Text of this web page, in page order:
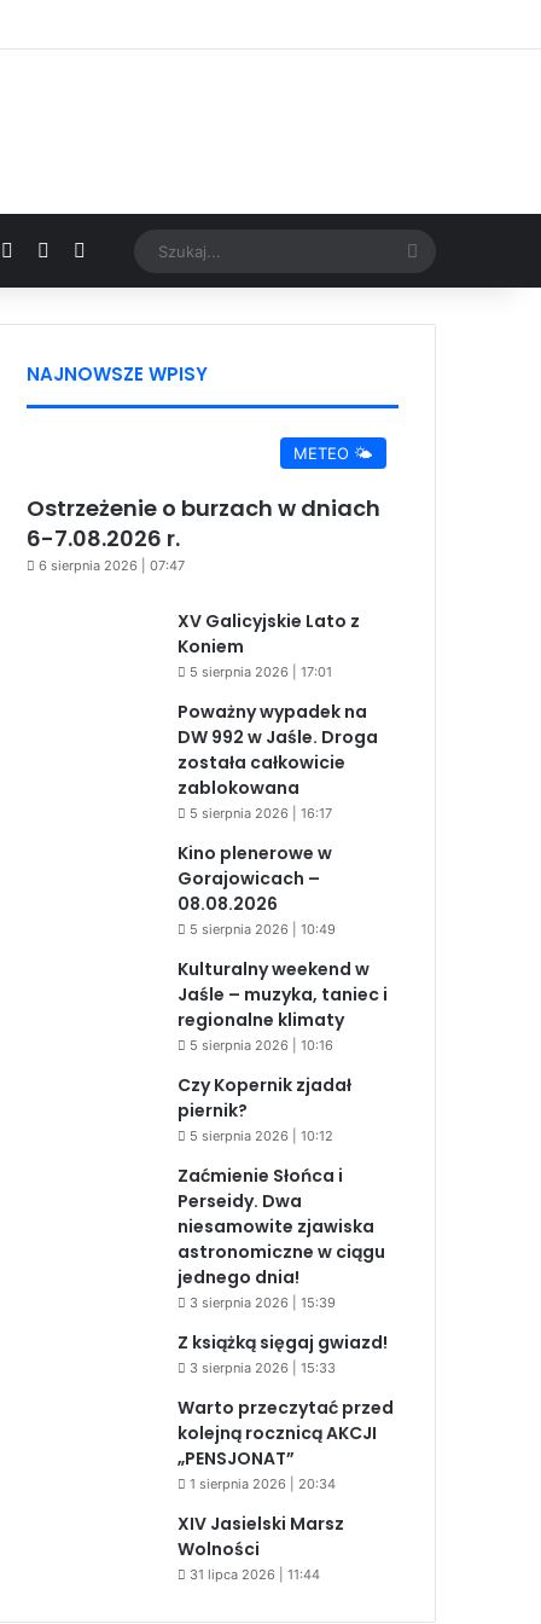
Facebook YouTubeGoogle News Szukaj...
NAJNOWSZE WPISY
METEO 🌤️
Ostrzeżenie o burzach w dniach
6-7.08.2026 r.
6 sierpnia 2026 | 07:47
XV Galicyjskie Lato z
Koniem
5 sierpnia 2026 | 17:01
Poważny wypadek na
DW 992 w Jaśle. Droga
została całkowicie
zablokowana
5 sierpnia 2026 | 16:17
Kino plenerowe w
Gorajowicach –
08.08.2026
5 sierpnia 2026 | 10:49
Kulturalny weekend w
Jaśle – muzyka, taniec i
regionalne klimaty
5 sierpnia 2026 | 10:16
Czy Kopernik zjadał
piernik?
5 sierpnia 2026 | 10:12
Zaćmienie Słońca i
Perseidy. Dwa
niesamowite zjawiska
astronomiczne w ciągu
jednego dnia!
3 sierpnia 2026 | 15:39
Z książką sięgaj gwiazd!
3 sierpnia 2026 | 15:33
Warto przeczytać przed
kolejną rocznicą AKCJI
„PENSJONAT”
1 sierpnia 2026 | 20:34
XIV Jasielski Marsz
Wolności
31 lipca 2026 | 11:44